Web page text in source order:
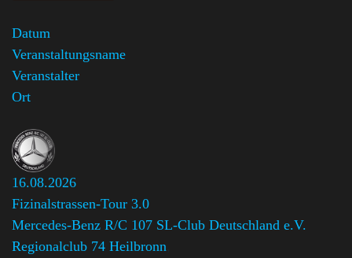
Datum
Veranstaltungsname
Veranstalter
Ort
16.08.2026
Fizinalstrassen-Tour 3.0
Mercedes-Benz R/C 107 SL-Club Deutschland e.V.
Regionalclub 74 Heilbronn